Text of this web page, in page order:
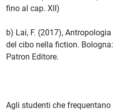
fino al cap. XII)
b) Lai, F. (2017), Antropologia
del cibo nella fiction. Bologna:
Patron Editore.
Agli studenti che frequentano